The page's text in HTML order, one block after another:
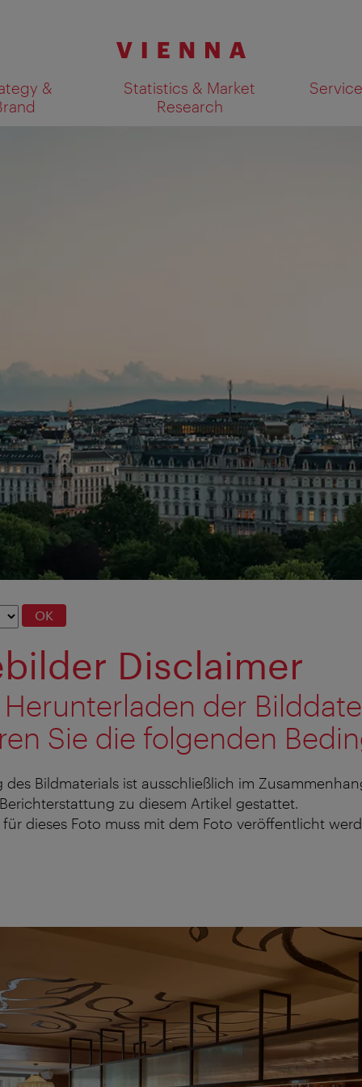
&
Statistics & Market
Research
OK
Disclaimer
der
Sie die folgenden
des Bildmaterials ist ausschließlich im
zu diesem Artikel gestattet.
dieses Foto muss mit dem Foto veröffentlicht